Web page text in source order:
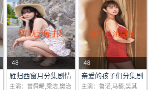
厉阻止。棠父抢走了棠
微微的毕业证，以面对
“阶级敌人”..
饰）与小伙伴们依依惜
别，心中充满不舍。然
而，他们共同许下约..
48
剧情：平凡女子谢小满
（梁洁饰）阴差阳错之
雁归西窗月分集剧情
介绍(1-48)大结局
主演：曾舜晞,梁洁,樊治
48
剧情：1980年初，心怀
梦想的穆家兄妹，感受
亲爱的孩子们分集剧
情介绍(1-40 集)大结
主演：鲁诺,马藜,吴其